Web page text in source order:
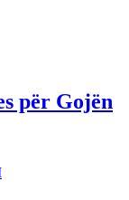
për Gojën